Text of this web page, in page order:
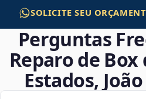
SOLICITE SEU
Perguntas
Reparo de
Estados, João